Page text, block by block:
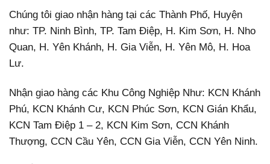
Chúng tôi giao nhận hàng tại các Thành Phố, Huyện
như: TP. Ninh Bình, TP. Tam Điệp, H. Kim Sơn, H. Nho
Quan, H. Yên Khánh, H. Gia Viễn, H. Yên Mô, H. Hoa
Lư.
Nhận giao hàng các Khu Công Nghiệp Như: KCN Khánh
Phú, KCN Khánh Cư, KCN Phúc Sơn, KCN Gián Khẩu,
KCN Tam Điệp 1 – 2, KCN Kim Sơn, CCN Khánh
Thượng, CCN Cầu Yên, CCN Gia Viễn, CCN Yên Ninh.